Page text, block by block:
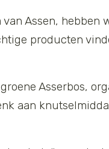
Assen, hebben
producten
Asserbos,
aan